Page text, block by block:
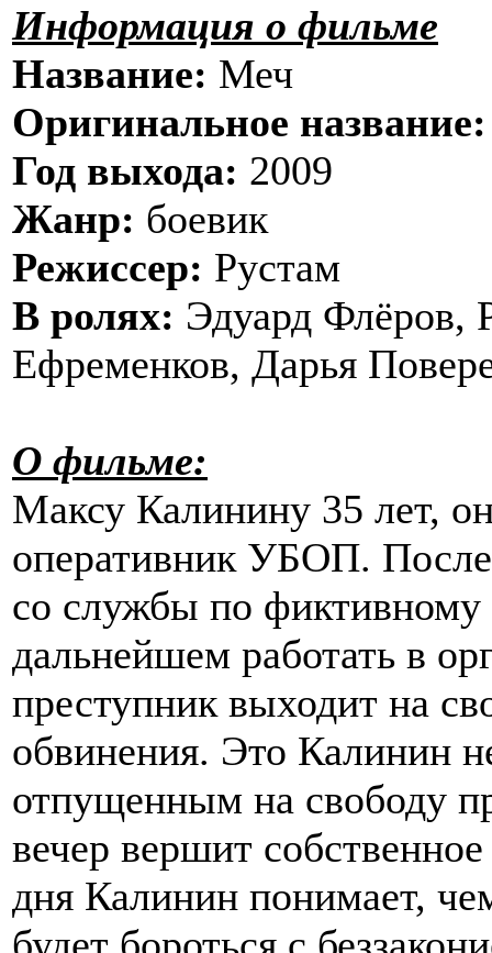
Информация о фильме
Название: Меч
Оригинальное название:
Год выхода: 2009
Жанр: боевик
Режиссер: Рустам
В ролях: Эдуард Флёров,
Ефременков, Дарья
О фильме:
Максу Калинину 35 лет,
оперативник УБОП.
со службы по фиктивному
дальнейшем работать в
преступник выходит на
обвинения. Это Калинин
отпущенным на свободу
вечер вершит
дня Калинин понимает,